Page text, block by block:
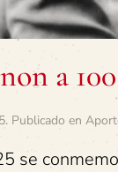
a
. Publicado en
se